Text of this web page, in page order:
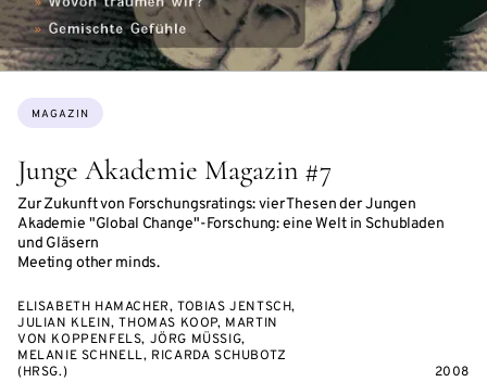
Junge Akademie Magazin #7
Zur Zukunft von Forschungsratings: vier Thesen der Jungen
Akademie "Global Change"-Forschung: eine Welt in Schubladen
und Gläsern
Meeting other minds.
Themen:
MAGAZIN
ELISABETH HAMACHER, TOBIAS JENTSCH,
JULIAN KLEIN, THOMAS KOOP, MARTIN
VON KOPPENFELS, JÖRG MÜSSIG,
MELANIE SCHNELL, RICARDA SCHUBOTZ
(HRSG.)
2008